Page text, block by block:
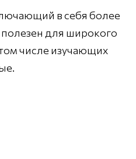
в себя более
для широкого
числе изучающих